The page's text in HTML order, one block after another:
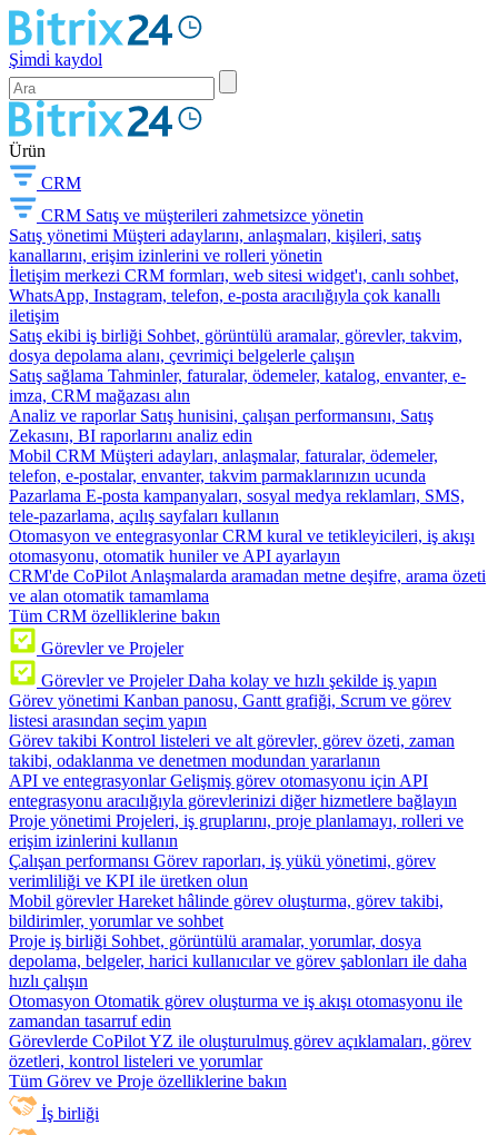
Şi̇mdi̇ kaydol
Ürün
CRM
CRM Satış ve müşterileri zahmetsizce yönetin
Satış yönetimi Müşteri adaylarını, anlaşmaları, kişileri, satış
kanallarını, erişim izinlerini ve rolleri yönetin
İletişim merkezi CRM formları, web sitesi widget'ı, canlı sohbet,
WhatsApp, Instagram, telefon, e-posta aracılığıyla çok kanallı
iletişim
Satış ekibi iş birliği Sohbet, görüntülü aramalar, görevler, takvim,
dosya depolama alanı, çevrimiçi belgelerle çalışın
Satış sağlama Tahminler, faturalar, ödemeler, katalog, envanter, e-
imza, CRM mağazası alın
Analiz ve raporlar Satış hunisini, çalışan performansını, Satış
Zekasını, BI raporlarını analiz edin
Mobil CRM Müşteri adayları, anlaşmalar, faturalar, ödemeler,
telefon, e-postalar, envanter, takvim parmaklarınızın ucunda
Pazarlama E-posta kampanyaları, sosyal medya reklamları, SMS,
tele-pazarlama, açılış sayfaları kullanın
Otomasyon ve entegrasyonlar CRM kural ve tetikleyicileri, iş akışı
otomasyonu, otomatik huniler ve API ayarlayın
CRM'de CoPilot Anlaşmalarda aramadan metne deşifre, arama özeti
ve alan otomatik tamamlama
Tüm CRM özelliklerine bakın
Görevler ve Projeler
Görevler ve Projeler Daha kolay ve hızlı şekilde iş yapın
Görev yönetimi Kanban panosu, Gantt grafiği, Scrum ve görev
listesi arasından seçim yapın
Görev takibi Kontrol listeleri ve alt görevler, görev özeti, zaman
takibi, odaklanma ve denetmen modundan yararlanın
API ve entegrasyonlar Gelişmiş görev otomasyonu için API
entegrasyonu aracılığıyla görevlerinizi diğer hizmetlere bağlayın
Proje yönetimi Projeleri, iş gruplarını, proje planlamayı, rolleri ve
erişim izinlerini kullanın
Çalışan performansı Görev raporları, iş yükü yönetimi, görev
verimliliği ve KPI ile üretken olun
Mobil görevler Hareket hâlinde görev oluşturma, görev takibi,
bildirimler, yorumlar ve sohbet
Proje iş birliği Sohbet, görüntülü aramalar, yorumlar, dosya
depolama, belgeler, harici kullanıcılar ve görev şablonları ile daha
hızlı çalışın
Otomasyon Otomatik görev oluşturma ve iş akışı otomasyonu ile
zamandan tasarruf edin
Görevlerde CoPilotYZ ile oluşturulmuş görev açıklamaları, görev
özetleri, kontrol listeleri ve yorumlar
Tüm Görev ve Proje özelliklerine bakın
İş birliği